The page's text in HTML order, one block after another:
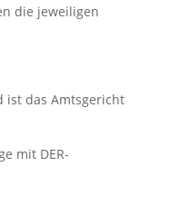
die jeweiligen
ist das Amtsgericht
mit DER-